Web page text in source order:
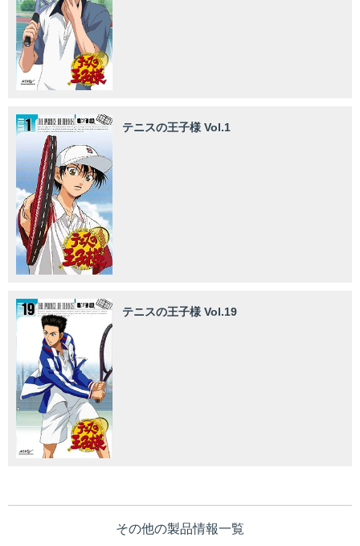
テニスの王子様 Vol.1
テニスの王子様 Vol.19
その他の製品情報一覧